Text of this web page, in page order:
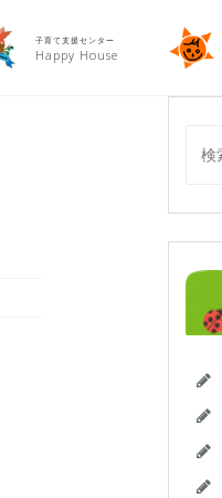
子育て支援センター
Happy House